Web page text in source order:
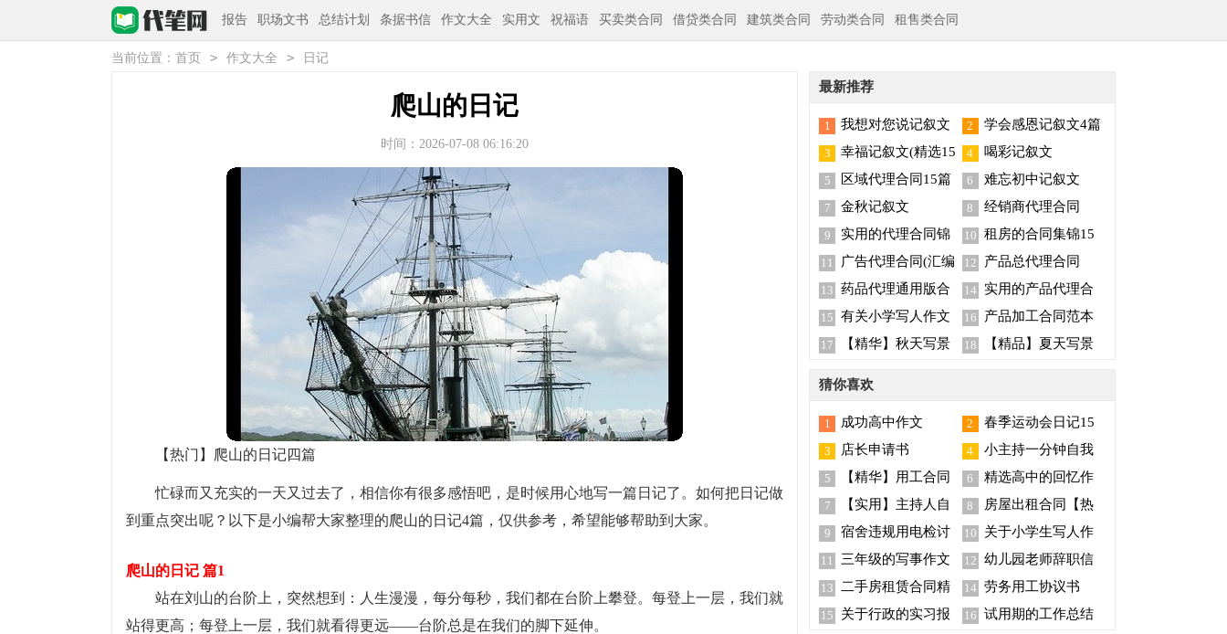
报告 职场文书 总结计划 条据书信 作文大全 实用文 祝福语 买卖类合同 借贷类合同 建筑类合同 劳动类合同 租售类合同
当前位置： 首页 > 作文大全 > 日记
爬山的日记
时间：2026-07-08 06:16:20
【热门】爬山的日记四篇
忙碌而又充实的一天又过去了，相信你有很多感悟吧，是时候用心地写一篇日记了。如何把日记做
到重点突出呢？以下是小编帮大家整理的爬山的日记4篇，仅供参考，希望能够帮助到大家。
爬山的日记 篇1
站在刘山的台阶上，突然想到：人生漫漫，每分每秒，我们都在台阶上攀登。每登上一层，我们就
站得更高；每登上一层，我们就看得更远——台阶总是在我们的脚下延伸。
最新推荐
1 我想对您说记叙文 2 学会感恩记叙文4篇
3
幸福记叙文(精选15
篇)
4 喝彩记叙文
5 区域代理合同15篇 6 难忘初中记叙文
7 金秋记叙文 8 经销商代理合同
9
实用的代理合同锦
集五篇
10 租房的合同集锦15
篇
11
广告代理合同(汇编
15篇)
12 产品总代理合同
13 药品代理通用版合
同
14 实用的产品代理合
同合集8篇
15 有关小学写人作文
集合5篇
16 产品加工合同范本
17
【精华】秋天写景
18
【精品】夏天写景
猜你喜欢
1 成功高中作文 2
春季运动会日记15
篇
3 店长申请书 4
小主持一分钟自我
介绍
5
【精华】用工合同
锦集十篇
6
精选高中的回忆作
文锦集七篇
7
【实用】主持人自
我介绍范文锦集5篇
8
房屋出租合同【热
门】
9
宿舍违规用电检讨
书15篇
10
关于小学生写人作
文合集七篇
11
三年级的写事作文
汇总十篇
12 幼儿园老师辞职信
(15篇)
13
二手房租赁合同精
选15篇
14 劳务用工协议书
15
关于行政的实习报
16 试用期的工作总结